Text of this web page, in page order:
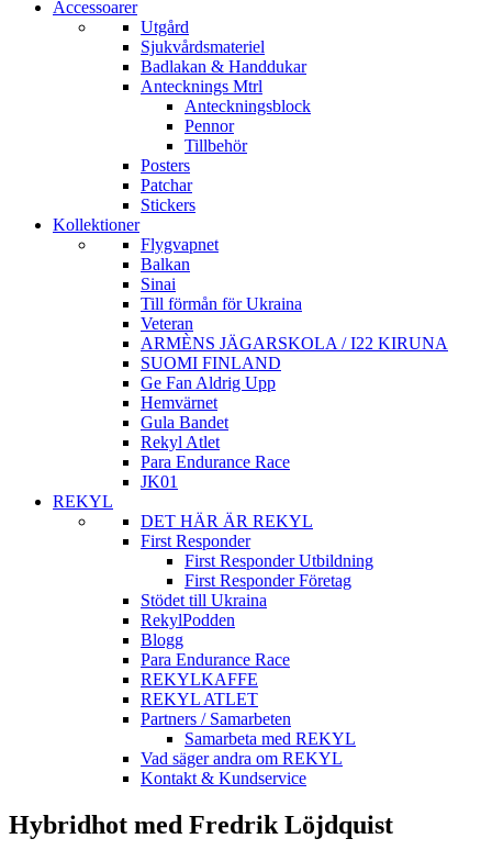
Accessoarer
Utgård
Sjukvårdsmateriel
Badlakan & Handdukar
Antecknings Mtrl
Anteckningsblock
Pennor
Tillbehör
Posters
Patchar
Stickers
Kollektioner
Flygvapnet
Balkan
Sinai
Till förmån för Ukraina
Veteran
ARMÈNS JÄGARSKOLA / I22 KIRUNA
SUOMI FINLAND
Ge Fan Aldrig Upp
Hemvärnet
Gula Bandet
Rekyl Atlet
Para Endurance Race
JK01
REKYL
DET HÄR ÄR REKYL
First Responder
First Responder Utbildning
First Responder Företag
Stödet till Ukraina
RekylPodden
Blogg
Para Endurance Race
REKYLKAFFE
REKYL ATLET
Partners / Samarbeten
Samarbeta med REKYL
Vad säger andra om REKYL
Kontakt & Kundservice
Hybridhot med Fredrik Löjdquist